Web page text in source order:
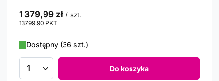
1 379,99 zł / szt.
13799.90 PKT
Dostępny (36 szt.)
Ilość produktów Do koszyka